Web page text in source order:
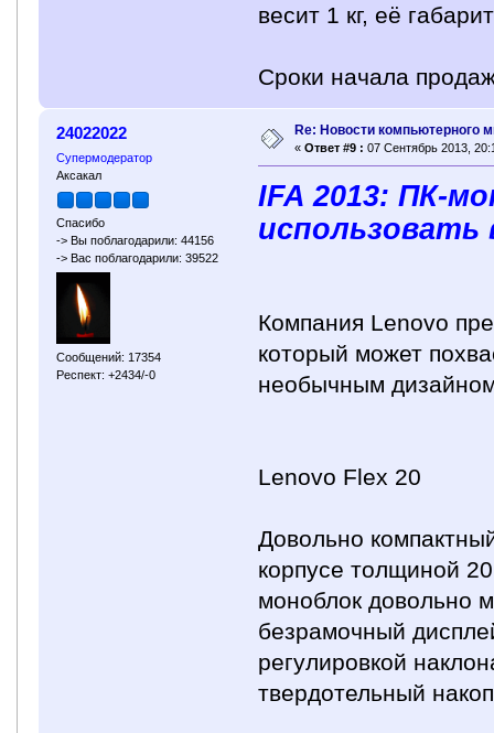
весит 1 кг, её
Сроки начала
24022022
Супермодератор
Аксакал
Спасибо
-> Вы поблагодарили: 44156
-> Вас поблагодарили: 39522
Сообщений: 17354
Респект: +2434/-0
Re: Новости компьютерного
« Ответ #9 : 07 Сентябрь 2013,
IFA 2013: ПК-
использовать
Компания Lenovo
который может
необычным
Lenovo Flex 20
Довольно
корпусе толщиной
моноблок довольно
безрамочный
регулировкой
твердотельный